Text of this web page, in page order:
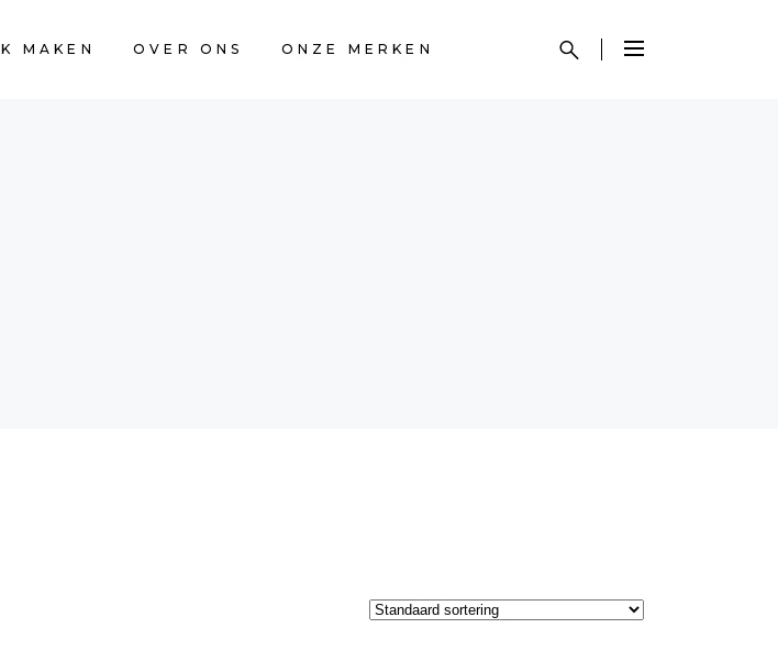
MAKEN OVER ONS ONZE MERKEN